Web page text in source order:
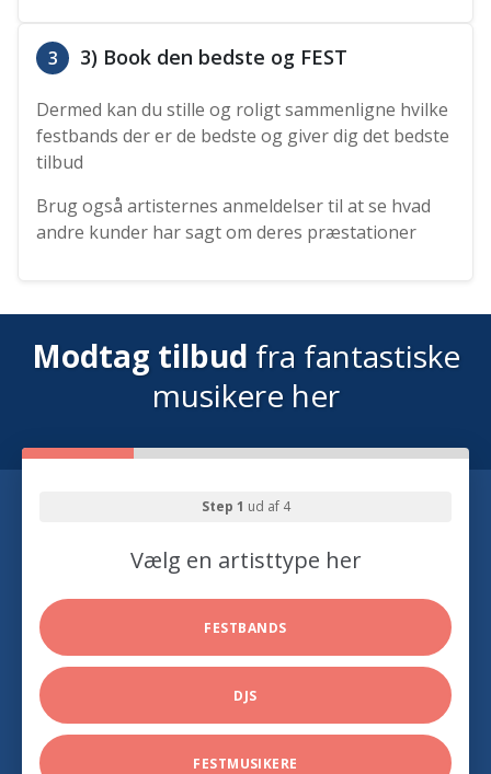
3 3) Book den bedste og FEST
Dermed kan du stille og roligt sammenligne hvilke
festbands der er de bedste og giver dig det bedste
tilbud
Brug også artisternes anmeldelser til at se hvad
andre kunder har sagt om deres præstationer
Modtag tilbud fra fantastiske
musikere her
Step 1 ud af 4
Vælg en artisttype her
FESTBANDS
DJS
FESTMUSIKERE